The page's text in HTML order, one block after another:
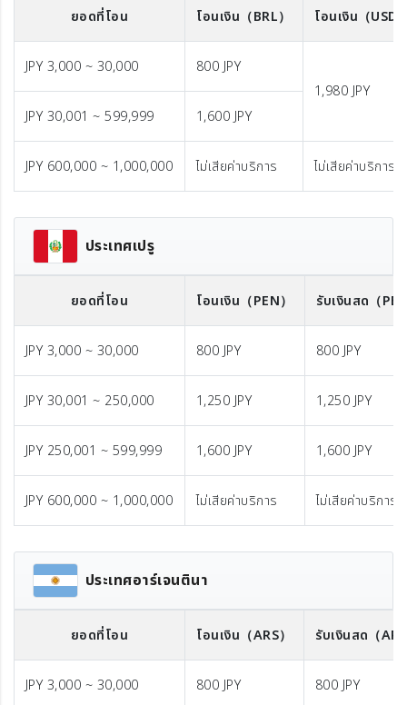
ยอดที่โอน โอนเงิน （BRL） โอนเงิน （
JPY 3,000 ~ 30,000
800 JPY
1,980 JPY
JPY 30,001 ~ 599,999
1,600 JPY
JPY 600,000 ~ 1,000,000 ไม่เสียค่าบริการ ไม่เสียค่าบริการ
ประเทศเปรู
ยอดที่โอน โอนเงิน （PEN） รับเงินสด （
JPY 3,000 ~ 30,000 800 JPY 800 JPY
JPY 30,001 ~ 250,000 1,250 JPY 1,250 JPY
JPY 250,001 ~ 599,999 1,600 JPY 1,600 JPY
JPY 600,000 ~ 1,000,000 ไม่เสียค่าบริการ ไม่เสียค่าบริการ
ประเทศอาร์เจนตินา
ยอดที่โอน โอนเงิน （ARS） รับเงินสด （
JPY 3,000 ~ 30,000 800 JPY 800 JPY